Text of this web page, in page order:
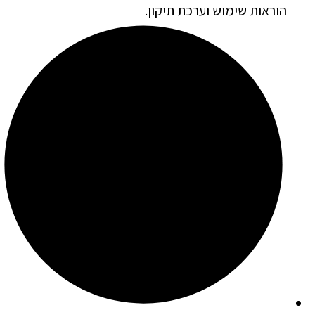
הוראות שימוש וערכת תיקון.